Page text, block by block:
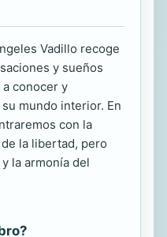
Vadillo recoge
y sueños
conocer y
mundo interior. En
con la
la libertad, pero
la armonía del